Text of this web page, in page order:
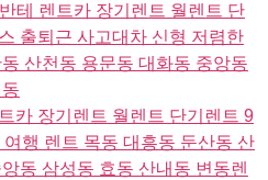
테 렌트카 장기렌트 월렌트 단
출퇴근 사고대차 신형 저렴한
산천동 용문동 대화동 중앙동
카 장기렌트 월렌트 단기렌트 9
행 렌트 목동 대흥동 둔산동 산
동 삼성동 효동 산내동 변동렌